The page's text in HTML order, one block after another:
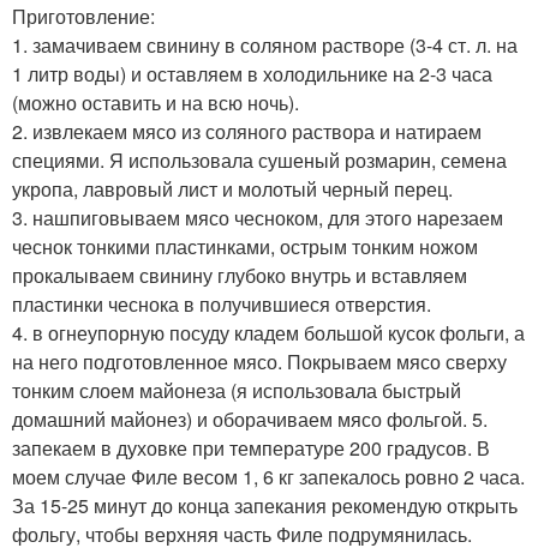
Приготовление:
1. замачиваем свинину в соляном растворе (3-4 ст. л. на
1 литр воды) и оставляем в холодильнике на 2-3 часа
(можно оставить и на всю ночь).
2. извлекаем мясо из соляного раствора и натираем
специями. Я использовала сушеный розмарин, семена
укропа, лавровый лист и молотый черный перец.
3. нашпиговываем мясо чесноком, для этого нарезаем
чеснок тонкими пластинками, острым тонким ножом
прокалываем свинину глубоко внутрь и вставляем
пластинки чеснока в получившиеся отверстия.
4. в огнеупорную посуду кладем большой кусок фольги, а
на него подготовленное мясо. Покрываем мясо сверху
тонким слоем майонеза (я использовала быстрый
домашний майонез) и оборачиваем мясо фольгой. 5.
запекаем в духовке при температуре 200 градусов. В
моем случае Филе весом 1, 6 кг запекалось ровно 2 часа.
За 15-25 минут до конца запекания рекомендую открыть
фольгу, чтобы верхняя часть Филе подрумянилась.